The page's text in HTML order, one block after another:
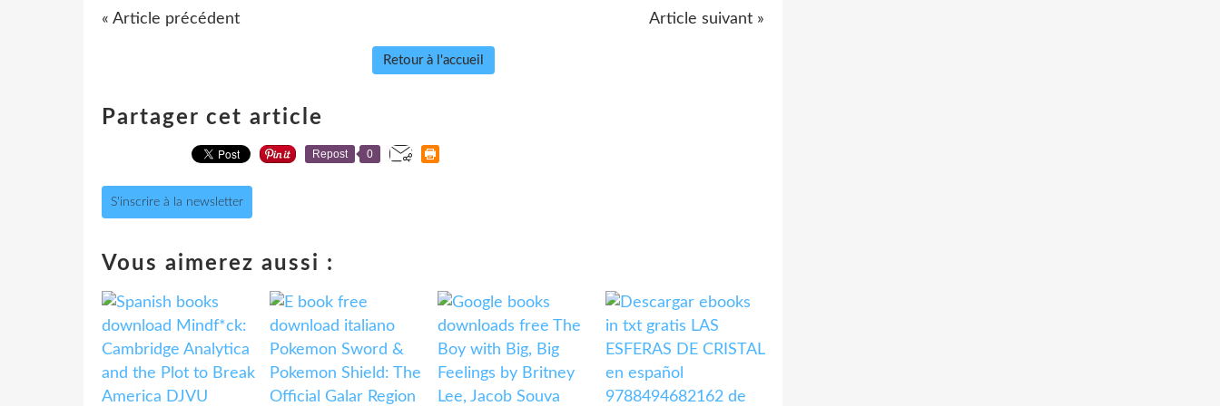
« Article précédent Article suivant »
Retour à l'accueil
Partager cet article
Repost 0
S'inscrire à la newsletter
Vous aimerez aussi :